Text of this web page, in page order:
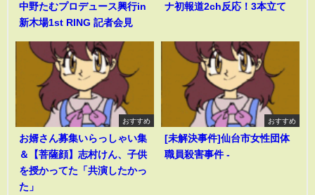
中野たむプロデュース興行in
新木場1st RING 記者会見
ナ初報道2ch反応！3本立て
おすすめ
お婿さん募集いらっしゃい集
＆【菩薩顔】志村けん、子供
を授かってた「共演したかっ
た」
おすすめ
[未解決事件]仙台市女性団体
職員殺害事件 -